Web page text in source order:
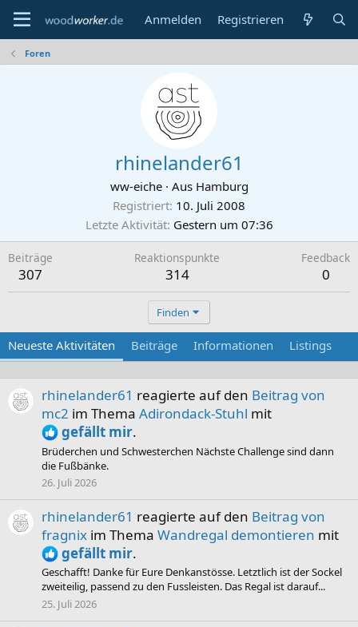
Anmelden Registrieren
Foren
rhinelander61
ww-eiche · Aus Hamburg
Registriert 10. Juli 2008
Letzte Aktivität Gestern um 07:36
Beiträge
307
Reaktionspunkte
314
Feedback
0
Finden
Neueste Aktivitäten Beiträge Informationen Listings
rhinelander61 reagierte auf den Beitrag von
mc2 im Thema Adirondack-Stuhl mit
gefällt mir.
Brüderchen und Schwesterchen Nächste Challenge sind dann
die Fußbänke.
26. Juli 2026
rhinelander61 reagierte auf den Beitrag von
fragnix im Thema Wandregal demontieren mit
gefällt mir.
Geschafft! Danke für Eure Denkanstösse. Letztlich ist der Sockel
zweiteilig, passend zu den Fussleisten. Das Regal ist darauf...
25. Juli 2026